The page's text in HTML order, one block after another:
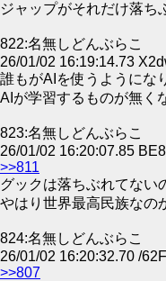
ジャップがそれだけ落ち
822:名無しどんぶらこ
26/01/02 16:19:14.73
誰もがAIを使うようにな
AIが学習するものが無く
823:名無しどんぶらこ
26/01/02 16:20:07.85
>>811
グックは落ちぶれてない
やはり世界最高民族なの
824:名無しどんぶらこ
26/01/02 16:20:32.70 /
>>807